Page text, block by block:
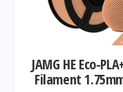
JAMG HE Eco-
Filament